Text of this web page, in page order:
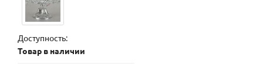
Доступность:
Товар в наличии